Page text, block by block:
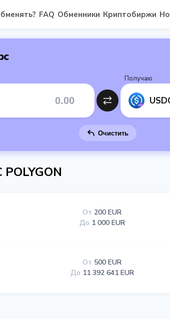
FAQ Обменники Криптобиржи
Получаю
Очистить
От 200 EUR
До 1 000 EUR
От 500 EUR
До 11 392 641 EUR